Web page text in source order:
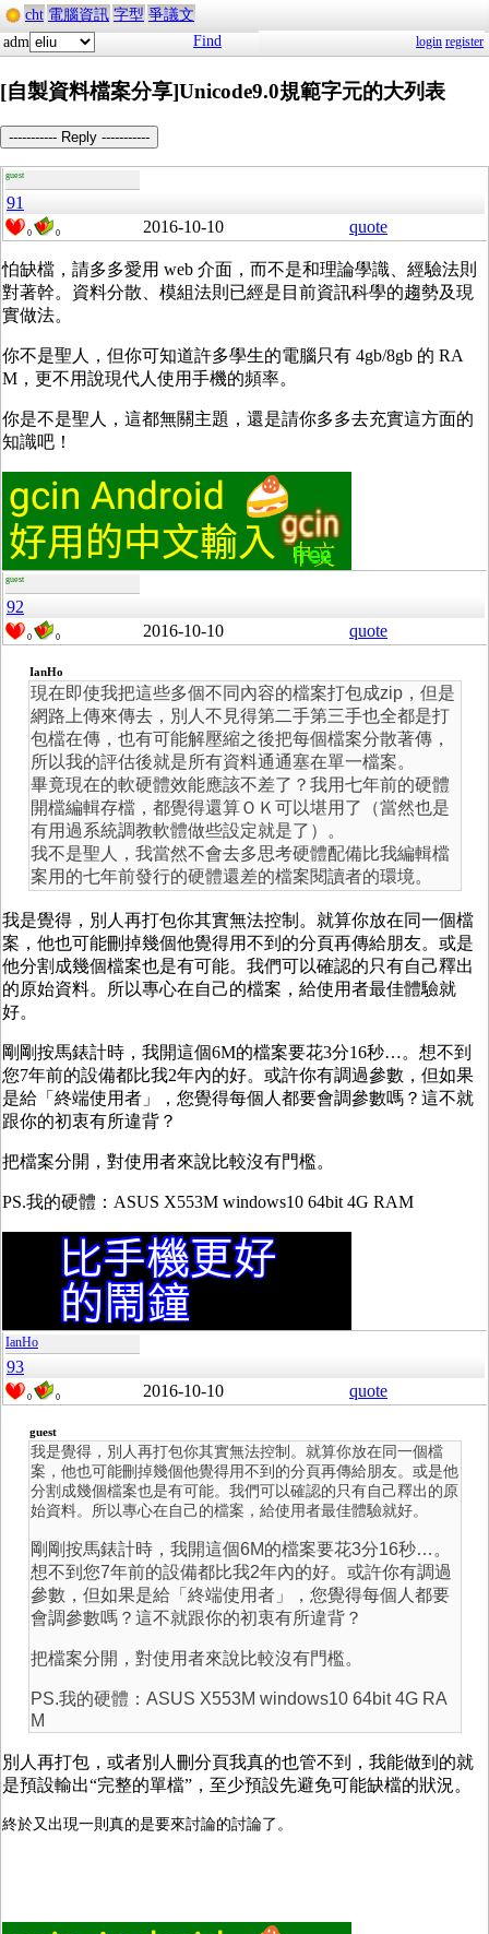
cht 電腦資訊 字型 爭議文
adm
Find login register
[自製資料檔案分享]Unicode9.0規範字元的大列表
----------- Reply -----------
guest
91
0 0 2016-10-10 quote
怕缺檔，請多多愛用 web 介面，而不是和理論學識、經驗法則
對著幹。資料分散、模組法則已經是目前資訊科學的趨勢及現
實做法。
你不是聖人，但你可知道許多學生的電腦只有 4gb/8gb 的 RA
M，更不用說現代人使用手機的頻率。
你是不是聖人，這都無關主題，還是請你多多去充實這方面的
知識吧！
guest
92
0 0 2016-10-10 quote
IanHo
現在即使我把這些多個不同內容的檔案打包成zip，但是
網路上傳來傳去，別人不見得第二手第三手也全都是打
包檔在傳，也有可能解壓縮之後把每個檔案分散著傳，
所以我的評估後就是所有資料通通塞在單一檔案。
畢竟現在的軟硬體效能應該不差了？我用七年前的硬體
開檔編輯存檔，都覺得還算ＯＫ可以堪用了（當然也是
有用過系統調教軟體做些設定就是了）。
我不是聖人，我當然不會去多思考硬體配備比我編輯檔
案用的七年前發行的硬體還差的檔案閱讀者的環境。
我是覺得，別人再打包你其實無法控制。就算你放在同一個檔
案，他也可能刪掉幾個他覺得用不到的分頁再傳給朋友。或是
他分割成幾個檔案也是有可能。我們可以確認的只有自己釋出
的原始資料。所以專心在自己的檔案，給使用者最佳體驗就
好。
剛剛按馬錶計時，我開這個6M的檔案要花3分16秒…。想不到
您7年前的設備都比我2年內的好。或許你有調過參數，但如果
是給「終端使用者」，您覺得每個人都要會調參數嗎？這不就
跟你的初衷有所違背？
把檔案分開，對使用者來說比較沒有門檻。
PS.我的硬體：ASUS X553M windows10 64bit 4G RAM
IanHo
93
0 0 2016-10-10 quote
guest
我是覺得，別人再打包你其實無法控制。就算你放在同一個檔
案，他也可能刪掉幾個他覺得用不到的分頁再傳給朋友。或是他
分割成幾個檔案也是有可能。我們可以確認的只有自己釋出的原
始資料。所以專心在自己的檔案，給使用者最佳體驗就好。
剛剛按馬錶計時，我開這個6M的檔案要花3分16秒…。
想不到您7年前的設備都比我2年內的好。或許你有調過
參數，但如果是給「終端使用者」，您覺得每個人都要
會調參數嗎？這不就跟你的初衷有所違背？
把檔案分開，對使用者來說比較沒有門檻。
PS.我的硬體：ASUS X553M windows10 64bit 4G RA
M
別人再打包，或者別人刪分頁我真的也管不到，我能做到的就
是預設輸出“完整的單檔”，至少預設先避免可能缺檔的狀況。
終於又出現一則真的是要來討論的討論了。